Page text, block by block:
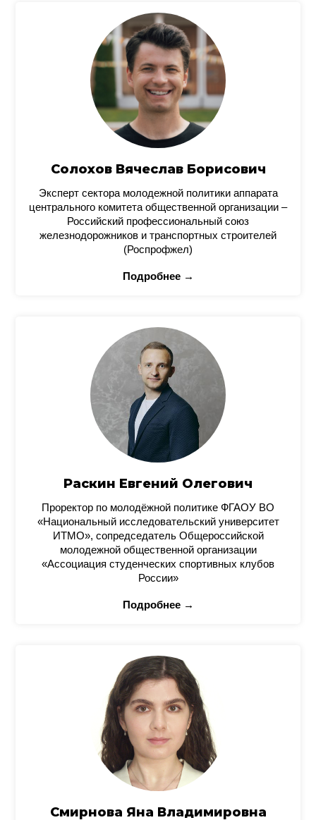
Солохов Вячеслав Борисович
Эксперт сектора молодежной политики аппарата
центрального комитета общественной организации –
Российский профессиональный союз
железнодорожников и транспортных строителей
(Роспрофжел)
Подробнее →
Раскин Евгений Олегович
Проректор по молодёжной политике ФГАОУ ВО
«Национальный исследовательский университет
ИТМО», сопредседатель Общероссийской
молодежной общественной организации
«Ассоциация студенческих спортивных клубов
России»
Подробнее →
Смирнова Яна Владимировна